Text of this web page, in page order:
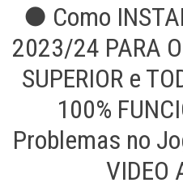
● Como
2023/24 PARA
SUPERIOR e
100%
Problemas no
VIDEO